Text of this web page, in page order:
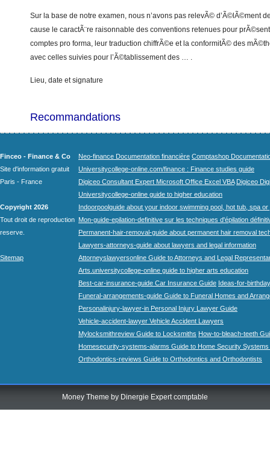
Sur la base de notre examen, nous n’avons pas relevÃ© d’Ã©lÃ©ment
cause le caractÃ¨re raisonnable des conventions retenues pour
comptes pro forma, leur traduction chiffrÃ©e et la conformitÃ© des
avec celles suivies pour l’Ã©tablissement des … .
Lieu, date et signature
Recommandations
Finceo - Finance & Co
Site d'information gratuit
Paris - France
Copyright 2026
Tout droit de reproduction
reserve.
Sitemap
Neo-finance Documentation financière Comptashop
Universitycollege-online.com/finance : Finance studies guide
Digiceo Consultant Expert Microsoft Office Excel VBA Digiceo
Universitycollege-online guide to higher education
Indoorpoolguide about your indoor swimming pool, hot tub, spa
Mon-guide-epilation-definitive sur les techniques d'épilation
Permanent-hair-removal-guide about permanent hair removal
Lawyers-attorneys-guide about lawyers and legal information
Attorneyslawyersonline Guide to Attorneys and Legal
Arts.universitycollege-online guide to higher arts education
Best-car-insurance-guide Car Insurance Guide Ideas-for-
Funeral-arrangements-guide Guide to Funeral Homes and
Personalinjury-lawyer-in Personal Injury Lawyer Guide
Vehicle-accident-lawyer Vehicle Accident Lawyers
Mylocksmithreview Guide to Locksmiths How-to-bleach-teeth
Homesecurity-systems-alarms Guide to Home Security Systems
Orthodontics-reviews Guide to Orthodontics and Orthodontists
Money Theme by Dinergie Expert comptable